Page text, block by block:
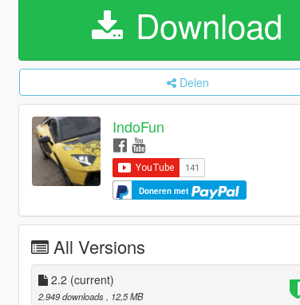
Download
Delen
IndoFun
Doneren met
All Versions
2.2 (current)
2.949 downloads, 12,5 MB